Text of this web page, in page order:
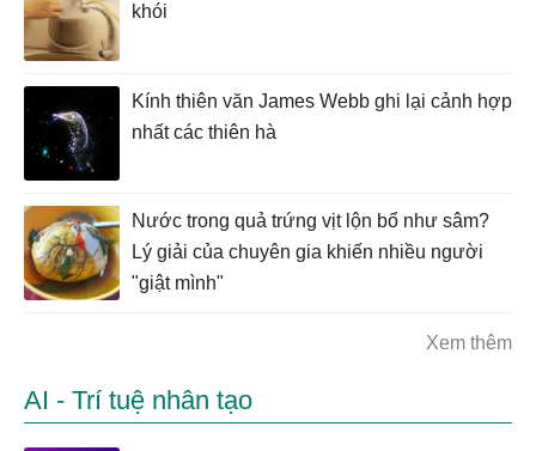
khói
Kính thiên văn James Webb ghi lại cảnh hợp
nhất các thiên hà
Nước trong quả trứng vịt lộn bổ như sâm?
Lý giải của chuyên gia khiến nhiều người
"giật mình"
Xem thêm
AI - Trí tuệ nhân tạo